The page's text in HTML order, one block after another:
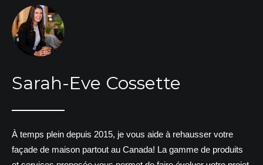
Sarah-Eve Cossette
À temps plein depuis 2015, je vous aide à rehausser votre
façade de maison partout au Canada! La gamme de produits